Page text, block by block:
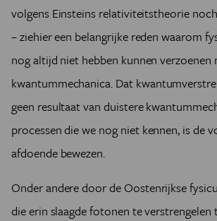
volgens Einsteins relativiteitstheorie
– ziehier een belangrijke reden waarom
nog altijd niet hebben kunnen verzoenen
kwantummechanica. Dat
geen resultaat van duistere
processen die we nog niet kennen, is de
afdoende bewezen.
Onder andere door de Oostenrijkse
die erin slaagde fotonen te verstrengelen